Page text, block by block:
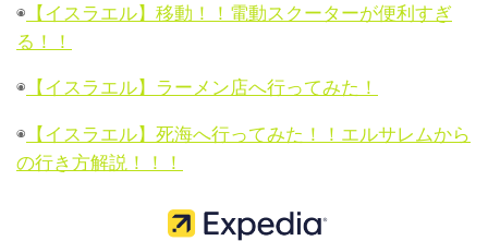
◉ 【イスラエル】移動！！電動スクーターが便利すぎ
る！！
◉ 【イスラエル】ラーメン店へ行ってみた！
◉ 【イスラエル】死海へ行ってみた！！エルサレムから
の行き方解説！！！